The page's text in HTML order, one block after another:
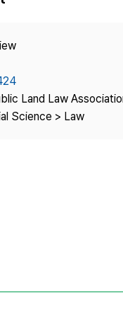
Best Practice
Contact Us
Land Law
Science > Law